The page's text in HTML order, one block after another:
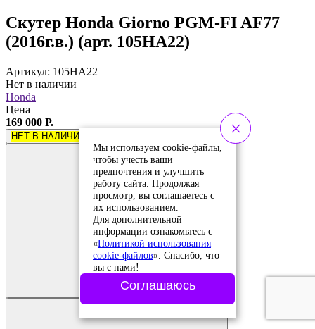
Скутер Honda Giorno PGM-FI AF77
(2016г.в.) (арт. 105HA22)
Артикул: 105HA22
Нет в наличии
Honda
Цена
169 000 Р.
НЕТ В НАЛИЧИИ
Добавить в
сравнение
Добавлено в
сравнение
Мы используем cookie-файлы,
чтобы учесть ваши
предпочтения и улучшить
работу сайта. Продолжая
просмотр, вы соглашаетесь с
их использованием.
Для дополнительной
информации ознакомьтесь с
«Политикой использования
cookie-файлов». Спасибо, что
вы с нами!
Соглашаюсь